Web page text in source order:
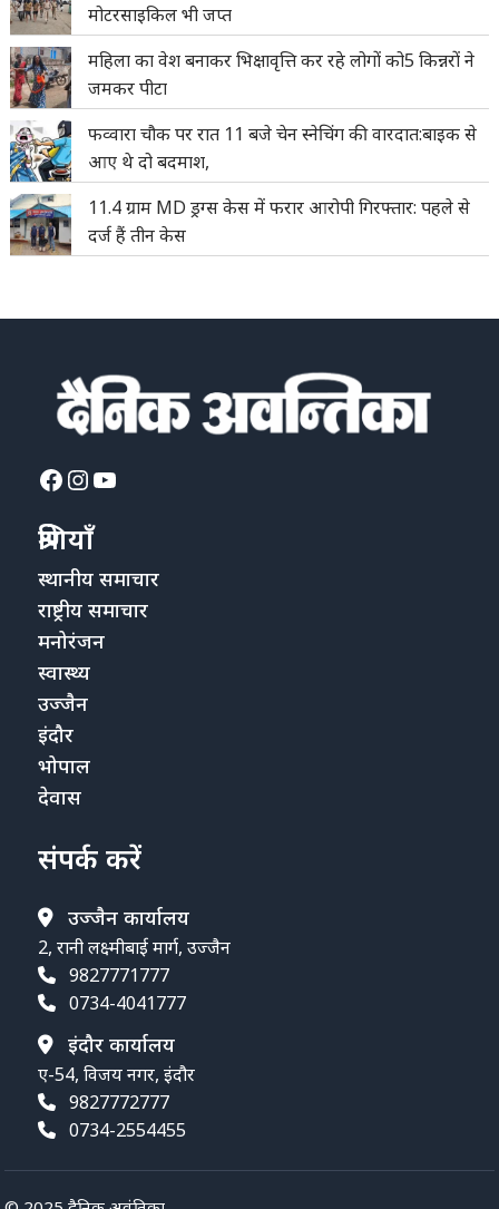
मोटरसाइकिल भी जप्त
महिला का वेश बनाकर भिक्षावृत्ति कर रहे लोगों को5 किन्नरों ने
जमकर पीटा
फव्वारा चौक पर रात 11 बजे चेन स्नेचिंग की वारदात:बाइक से
आए थे दो बदमाश,
11.4 ग्राम MD ड्रग्स केस में फरार आरोपी गिरफ्तार: पहले से
दर्ज हैं तीन केस
Facebook
Instagram
YouTube
श्रेणियाँ
स्थानीय समाचार
राष्ट्रीय समाचार
मनोरंजन
स्वास्थ्य
उज्जैन
इंदौर
भोपाल
देवास
संपर्क करें
उज्जैन कार्यालय
2, रानी लक्ष्मीबाई मार्ग, उज्जैन
9827771777
0734-4041777
इंदौर कार्यालय
ए-54, विजय नगर, इंदौर
9827772777
0734-2554455